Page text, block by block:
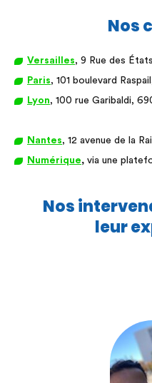
Nos
Versailles, 9 Rue des
Paris, 101 boulevard
Lyon, 100 rue Garibaldi,
Nantes, 12 avenue de la
Numérique, via une
Nos
leur